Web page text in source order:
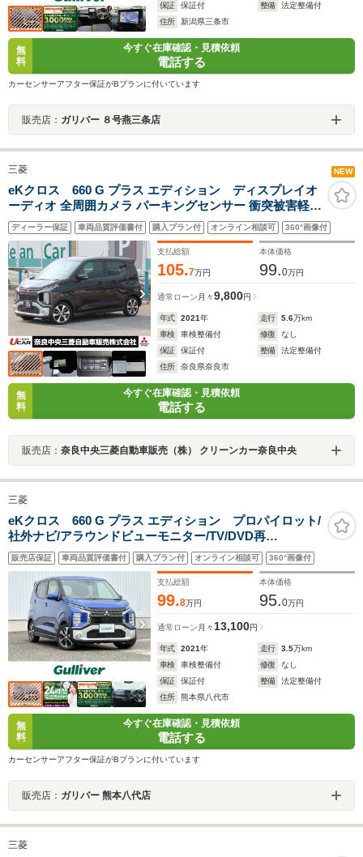
保証
保証付 整備
法定整備付
住所
新潟県三条市
無
料
今すぐ在庫確認・見積依頼
電話する
カーセンサーアフター保証がBプランに付いています
販売店： ガリバー ８号燕三条店
三菱 NEW
eKクロス 660 G プラス エディション ディスプレイオ
ーディオ 全周囲カメラ パーキングセンサー 衝突被害軽減
ブレーキ 誤発進抑制機能 ヒルディセントコントロール オ
ートマチックハイビーム スマートキー CD/DVD再生 シー
トヒーター LEDヘッドライト
ディーラー保証 車両品質評価書付 購入プラン付 オンライン相談可 360°画像付
支払総額
105.7万円
本体価格
99.0万円
通常ローン 月々9,800円
年式 2021年 走行 5.6万km
車検
車検整備付 修復
なし
保証
保証付 整備
法定整備付
住所
奈良県奈良市
無
料
今すぐ在庫確認・見積依頼
電話する
販売店： 奈良中央三菱自動車販売（株） クリーンカー奈良中央
三菱
eKクロス 660 G プラス エディション プロパイロット/
社外ナビ/アラウンドビューモニター/TV/DVD再
生/Bluetooth/追従クルーズコントロール/LEDオートライ
ト/オートハイビーム/シートヒーター/ドラレコ/ETC/純正
15AW/禁煙車
販売店保証 車両品質評価書付 購入プラン付 オンライン相談可 360°画像付
支払総額
99.8万円
本体価格
95.0万円
通常ローン 月々 13,100円
年式 2021年 走行 3.5万km
車検
車検整備付 修復
なし
保証
保証付 整備
法定整備付
住所
熊本県八代市
無
料
今すぐ在庫確認・見積依頼
電話する
カーセンサーアフター保証がBプランに付いています
販売店： ガリバー 熊本八代店
三菱